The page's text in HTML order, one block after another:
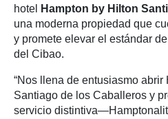
hotel
Hampton by Hilton
una moderna propiedad que
y promete elevar el estándar
del Cibao.
“Nos llena de entusiasmo
Santiago de los Caballeros y
servicio